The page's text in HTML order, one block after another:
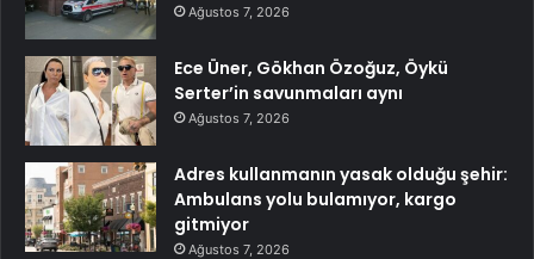
Ağustos 7, 2026
Ece Üner, Gökhan Özoğuz, Öykü
Serter’in savunmaları aynı
Ağustos 7, 2026
Adres kullanmanın yasak olduğu şehir:
Ambulans yolu bulamıyor, kargo
gitmiyor
Ağustos 7, 2026